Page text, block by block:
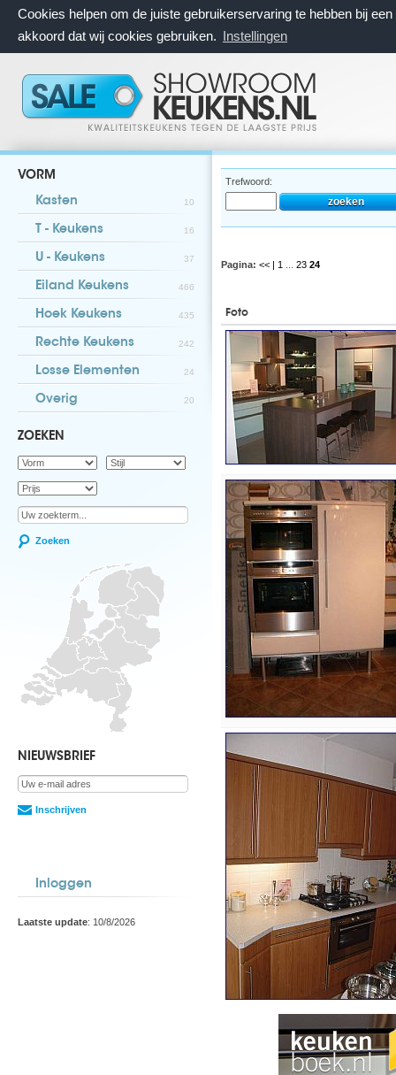
Cookies helpen om de juiste gebruikerservaring te hebben bij
akkoord dat wij cookies gebruiken. Instellingen
VORM
Kasten 10
T - Keukens 16
U - Keukens 37
Eiland Keukens 466
Hoek Keukens 435
Rechte Keukens 242
Losse Elementen 24
Overig 20
ZOEKEN
Zoeken
NIEUWSBRIEF
Inschrijven
Inloggen
Laatste update: 10/8/2026
Trefwoord:
Pagina: << | 1 23 24
Foto